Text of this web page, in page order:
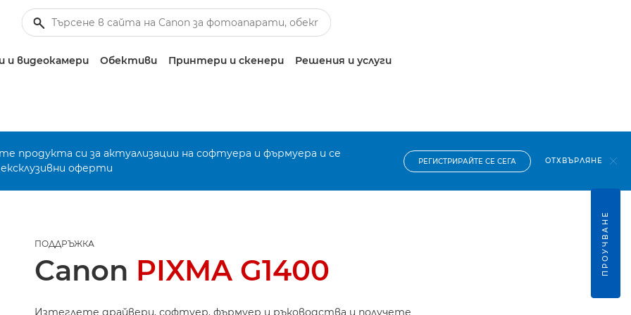
видеокамери Обективи Принтери и скенери Решения и услуги
продукта си за актуализации на софтуера и фърмуера и се
оферти
РЕГИСТРИРАЙТЕ СЕ СЕГА ОТХВЪРЛЯНЕ
ПОДДРЪЖКА
Canon PIXMA G1400
Изтеглете драйвери, софтуер, фърмуер и ръководства и получете
ПРОУЧВАНЕ